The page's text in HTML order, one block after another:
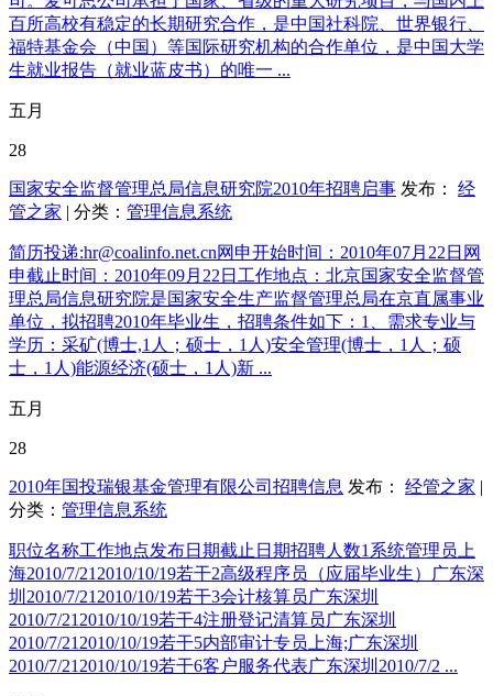
百所高校有稳定的长期研究合作，是中国社科院、世界银行、
福特基金会（中国）等国际研究机构的合作单位，是中国大学
生就业报告（就业蓝皮书）的唯一 ...
五月
28
国家安全监督管理总局信息研究院2010年招聘启事 发布： 经
管之家 | 分类： 管理信息系统
简历投递:hr@coalinfo.net.cn网申开始时间：2010年07月22日网
申截止时间：2010年09月22日工作地点：北京国家安全监督管
理总局信息研究院是国家安全生产监督管理总局在京直属事业
单位，拟招聘2010年毕业生，招聘条件如下：1、需求专业与
学历：采矿(博士,1人；硕士，1人)安全管理(博士，1人；硕
士，1人)能源经济(硕士，1人)新 ...
五月
28
2010年国投瑞银基金管理有限公司招聘信息 发布： 经管之家 |
分类： 管理信息系统
职位名称工作地点发布日期截止日期招聘人数1系统管理员上
海2010/7/212010/10/19若干2高级程序员（应届毕业生）广东深
圳2010/7/212010/10/19若干3会计核算员广东深圳
2010/7/212010/10/19若干4注册登记清算员广东深圳
2010/7/212010/10/19若干5内部审计专员上海;广东深圳
2010/7/212010/10/19若干6客户服务代表广东深圳2010/7/2 ...